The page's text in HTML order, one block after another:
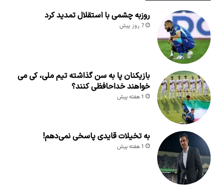
روزبه چشمی با استقلال تمدید کرد
7 روز پیش
بازیکنان پا به سن گذاشته تیم ملی، کی می
خواهند خداحافظی کنند؟
1 هفته پیش
به تخیلات قایدی پاسخی نمی‌دهم!
1 هفته پیش